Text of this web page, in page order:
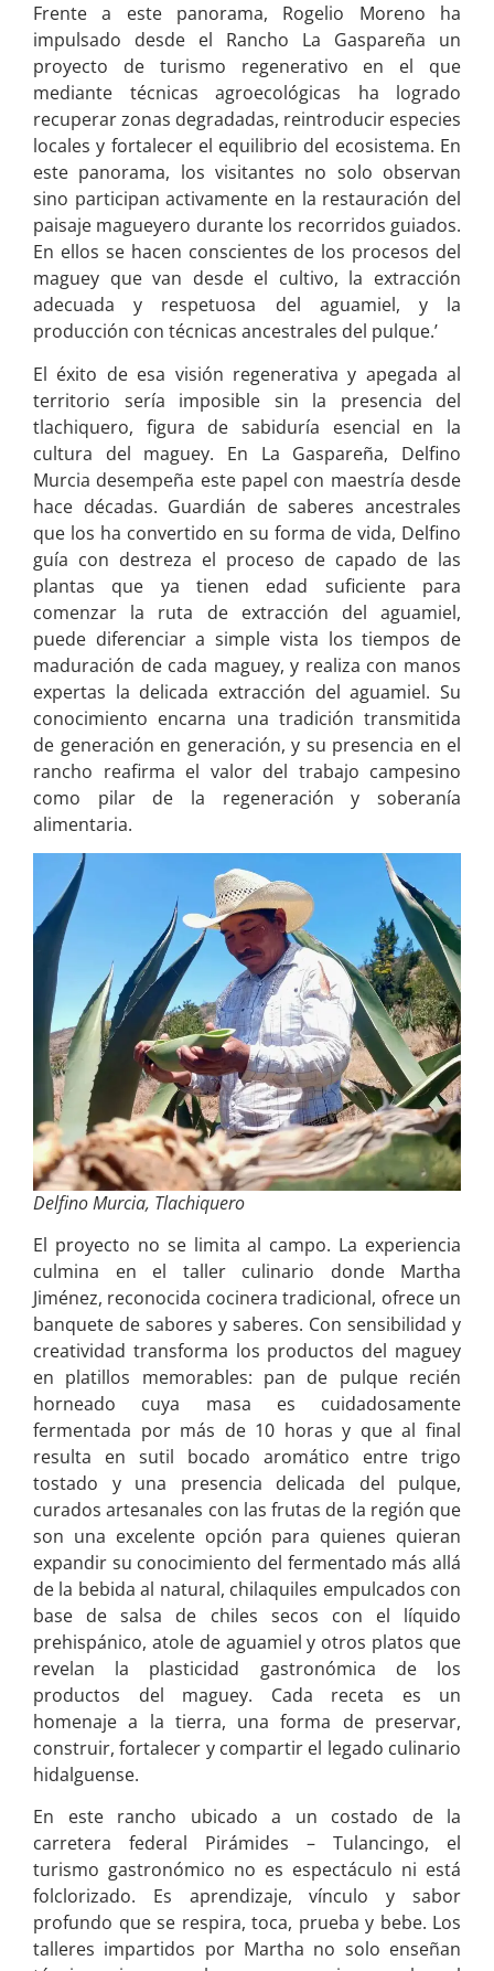
Frente a este panorama, Rogelio Moreno ha
impulsado desde el Rancho La Gaspareña un
proyecto de turismo regenerativo en el que
mediante técnicas agroecológicas ha logrado
recuperar zonas degradadas, reintroducir especies
locales y fortalecer el equilibrio del ecosistema. En
este panorama, los visitantes no solo observan
sino participan activamente en la restauración del
paisaje magueyero durante los recorridos guiados.
En ellos se hacen conscientes de los procesos del
maguey que van desde el cultivo, la extracción
adecuada y respetuosa del aguamiel, y la
producción con técnicas ancestrales del pulque.’
El éxito de esa visión regenerativa y apegada al
territorio sería imposible sin la presencia del
tlachiquero, figura de sabiduría esencial en la
cultura del maguey. En La Gaspareña, Delfino
Murcia desempeña este papel con maestría desde
hace décadas. Guardián de saberes ancestrales
que los ha convertido en su forma de vida, Delfino
guía con destreza el proceso de capado de las
plantas que ya tienen edad suficiente para
comenzar la ruta de extracción del aguamiel,
puede diferenciar a simple vista los tiempos de
maduración de cada maguey, y realiza con manos
expertas la delicada extracción del aguamiel. Su
conocimiento encarna una tradición transmitida
de generación en generación, y su presencia en el
rancho reafirma el valor del trabajo campesino
como pilar de la regeneración y soberanía
alimentaria.
Delfino Murcia, Tlachiquero
El proyecto no se limita al campo. La experiencia
culmina en el taller culinario donde Martha
Jiménez, reconocida cocinera tradicional, ofrece un
banquete de sabores y saberes. Con sensibilidad y
creatividad transforma los productos del maguey
en platillos memorables: pan de pulque recién
horneado cuya masa es cuidadosamente
fermentada por más de 10 horas y que al final
resulta en sutil bocado aromático entre trigo
tostado y una presencia delicada del pulque,
curados artesanales con las frutas de la región que
son una excelente opción para quienes quieran
expandir su conocimiento del fermentado más allá
de la bebida al natural, chilaquiles empulcados con
base de salsa de chiles secos con el líquido
prehispánico, atole de aguamiel y otros platos que
revelan la plasticidad gastronómica de los
productos del maguey. Cada receta es un
homenaje a la tierra, una forma de preservar,
construir, fortalecer y compartir el legado culinario
hidalguense.
En este rancho ubicado a un costado de la
carretera federal Pirámides – Tulancingo, el
turismo gastronómico no es espectáculo ni está
folclorizado. Es aprendizaje, vínculo y sabor
profundo que se respira, toca, prueba y bebe. Los
talleres impartidos por Martha no solo enseñan